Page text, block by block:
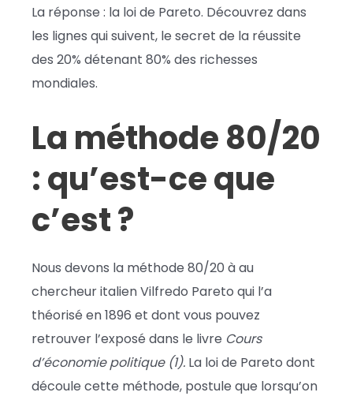
La réponse : la loi de Pareto. Découvrez dans
les lignes qui suivent, le secret de la réussite
des 20% détenant 80% des richesses
mondiales.
La méthode 80/20
: qu’est-ce que
c’est ?
Nous devons la méthode 80/20 à au
chercheur italien Vilfredo Pareto qui l’a
théorisé en 1896 et dont vous pouvez
retrouver l’exposé dans le livre Cours
d’économie politique (1). La loi de Pareto dont
découle cette méthode, postule que lorsqu’on